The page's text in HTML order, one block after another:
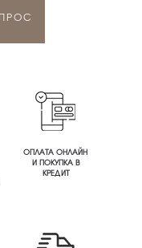
ОПЛАТА ОНЛАЙН
И ПОКУПКА В
КРЕДИТ